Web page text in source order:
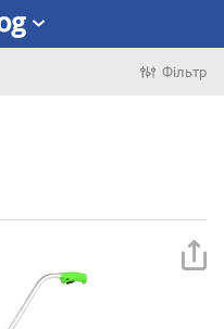
Фільтр